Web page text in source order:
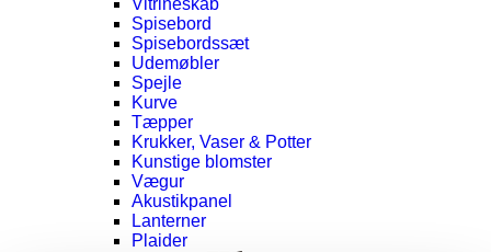
Vitrineskab
Spisebord
Spisebordssæt
Udemøbler
Spejle
Kurve
Tæpper
Krukker, Vaser & Potter
Kunstige blomster
Vægur
Akustikpanel
Lanterner
Plaider